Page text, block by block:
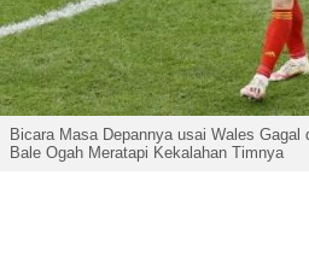
Bicara Masa Depannya usai Wales Gagal
Bale Ogah Meratapi Kekalahan Timnya